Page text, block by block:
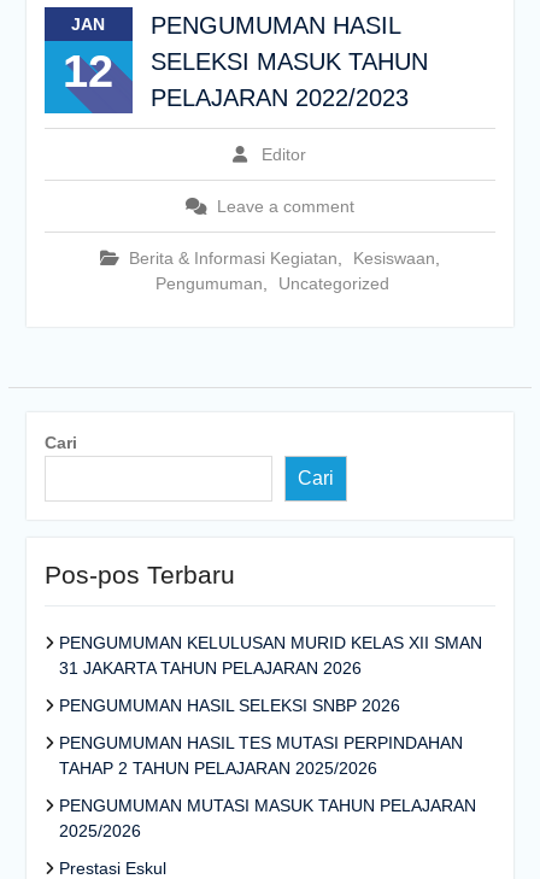
JAN
12
PENGUMUMAN HASIL
SELEKSI MASUK TAHUN
PELAJARAN 2022/2023
Editor
Leave a comment
Berita & Informasi Kegiatan Kesiswaan
Pengumuman
Uncategorized
Cari
Cari
Pos-pos Terbaru
PENGUMUMAN KELULUSAN MURID KELAS XII SMAN
31 JAKARTA TAHUN PELAJARAN 2026
PENGUMUMAN HASIL SELEKSI SNBP 2026
PENGUMUMAN HASIL TES MUTASI PERPINDAHAN
TAHAP 2 TAHUN PELAJARAN 2025/2026
PENGUMUMAN MUTASI MASUK TAHUN PELAJARAN
2025/2026
Prestasi Eskul